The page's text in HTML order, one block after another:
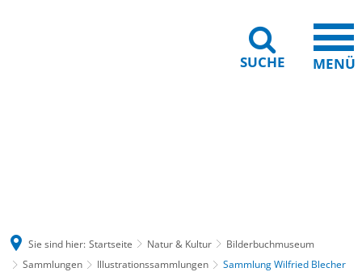
SUCHE MENÜ
Sie sind hier: Startseite Natur & Kultur
Bilderbuchmuseum
Sammlungen
Illustrationssammlungen Sammlung Wilfried Blecher